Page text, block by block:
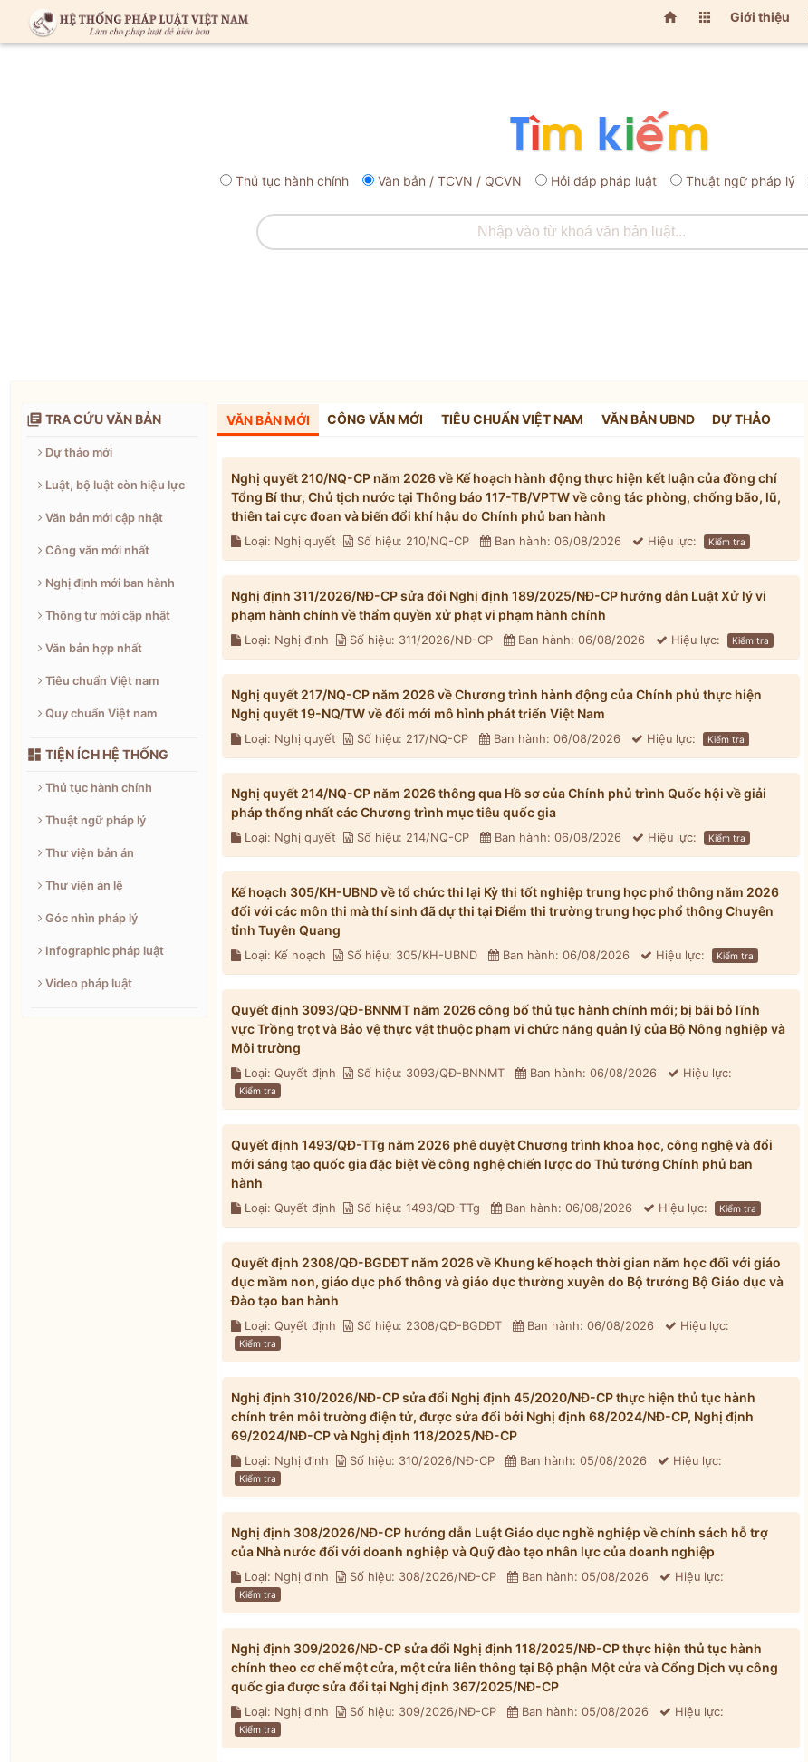
  Giới thiệu
Thủ tục hành chính Văn bản / TCVN / QCVN Hỏi đáp pháp luật Thuật ngữ pháp lý
 TRA CỨU VĂN BẢN
Dự thảo mới
Luật, bộ luật còn hiệu lực
Văn bản mới cập nhật
Công văn mới nhất
Nghị định mới ban hành
Thông tư mới cập nhật
Văn bản hợp nhất
Tiêu chuẩn Việt nam
Quy chuẩn Việt nam
 TIỆN ÍCH HỆ THỐNG
Thủ tục hành chính
Thuật ngữ pháp lý
Thư viện bản án
Thư viện án lệ
Góc nhìn pháp lý
Infographic pháp luật
Video pháp luật
VĂN BẢN MỚI CÔNG VĂN MỚI TIÊU CHUẨN VIỆT NAM VĂN BẢN UBND DỰ THẢO
Nghị quyết 210/NQ-CP năm 2026 về Kế hoạch hành động thực hiện kết luận của đồng chí
Tổng Bí thư, Chủ tịch nước tại Thông báo 117-TB/VPTW về công tác phòng, chống bão, lũ,
thiên tai cực đoan và biến đổi khí hậu do Chính phủ ban hành
Loại: Nghị quyết Số hiệu: 210/NQ-CP Ban hành: 06/08/2026 Hiệu lực: Kiểm tra
Nghị định 311/2026/NĐ-CP sửa đổi Nghị định 189/2025/NĐ-CP hướng dẫn Luật Xử lý vi
phạm hành chính về thẩm quyền xử phạt vi phạm hành chính
Loại: Nghị định Số hiệu: 311/2026/NĐ-CP Ban hành: 06/08/2026 Hiệu lực: Kiểm tra
Nghị quyết 217/NQ-CP năm 2026 về Chương trình hành động của Chính phủ thực hiện
Nghị quyết 19-NQ/TW về đổi mới mô hình phát triển Việt Nam
Loại: Nghị quyết Số hiệu: 217/NQ-CP Ban hành: 06/08/2026 Hiệu lực: Kiểm tra
Nghị quyết 214/NQ-CP năm 2026 thông qua Hồ sơ của Chính phủ trình Quốc hội về giải
pháp thống nhất các Chương trình mục tiêu quốc gia
Loại: Nghị quyết Số hiệu: 214/NQ-CP Ban hành: 06/08/2026 Hiệu lực: Kiểm tra
Kế hoạch 305/KH-UBND về tổ chức thi lại Kỳ thi tốt nghiệp trung học phổ thông năm 2026
đối với các môn thi mà thí sinh đã dự thi tại Điểm thi trường trung học phổ thông Chuyên
tỉnh Tuyên Quang
Loại: Kế hoạch Số hiệu: 305/KH-UBND Ban hành: 06/08/2026 Hiệu lực: Kiểm tra
Quyết định 3093/QĐ-BNNMT năm 2026 công bố thủ tục hành chính mới; bị bãi bỏ lĩnh
vực Trồng trọt và Bảo vệ thực vật thuộc phạm vi chức năng quản lý của Bộ Nông nghiệp và
Môi trường
Loại: Quyết định Số hiệu: 3093/QĐ-BNNMT Ban hành: 06/08/2026 Hiệu lực:
Kiểm tra
Quyết định 1493/QĐ-TTg năm 2026 phê duyệt Chương trình khoa học, công nghệ và đổi
mới sáng tạo quốc gia đặc biệt về công nghệ chiến lược do Thủ tướng Chính phủ ban
hành
Loại: Quyết định Số hiệu: 1493/QĐ-TTg Ban hành: 06/08/2026 Hiệu lực: Kiểm tra
Quyết định 2308/QĐ-BGDĐT năm 2026 về Khung kế hoạch thời gian năm học đối với giáo
dục mầm non, giáo dục phổ thông và giáo dục thường xuyên do Bộ trưởng Bộ Giáo dục và
Đào tạo ban hành
Loại: Quyết định Số hiệu: 2308/QĐ-BGDĐT Ban hành: 06/08/2026 Hiệu lực:
Kiểm tra
Nghị định 310/2026/NĐ-CP sửa đổi Nghị định 45/2020/NĐ-CP thực hiện thủ tục hành
chính trên môi trường điện tử, được sửa đổi bởi Nghị định 68/2024/NĐ-CP, Nghị định
69/2024/NĐ-CP và Nghị định 118/2025/NĐ-CP
Loại: Nghị định Số hiệu: 310/2026/NĐ-CP Ban hành: 05/08/2026 Hiệu lực:
Kiểm tra
Nghị định 308/2026/NĐ-CP hướng dẫn Luật Giáo dục nghề nghiệp về chính sách hỗ trợ
của Nhà nước đối với doanh nghiệp và Quỹ đào tạo nhân lực của doanh nghiệp
Loại: Nghị định Số hiệu: 308/2026/NĐ-CP Ban hành: 05/08/2026 Hiệu lực:
Kiểm tra
Nghị định 309/2026/NĐ-CP sửa đổi Nghị định 118/2025/NĐ-CP thực hiện thủ tục hành
chính theo cơ chế một cửa, một cửa liên thông tại Bộ phận Một cửa và Cổng Dịch vụ công
quốc gia được sửa đổi tại Nghị định 367/2025/NĐ-CP
Loại: Nghị định Số hiệu: 309/2026/NĐ-CP Ban hành: 05/08/2026 Hiệu lực:
Kiểm tra